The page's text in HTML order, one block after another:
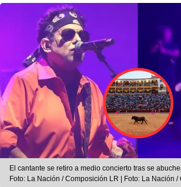
El cantante se retiro a medio concierto tras se
Foto: La Nación / Composición LR | Foto: La Nación